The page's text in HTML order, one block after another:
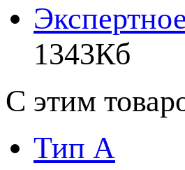
1343Кб
С этим
Тип А